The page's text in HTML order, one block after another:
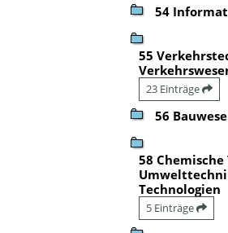
54
55
23 Einträge
56
58
Technologien
5 Einträge